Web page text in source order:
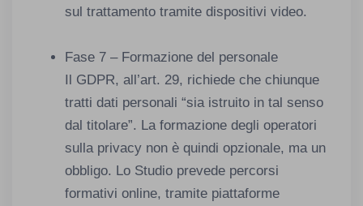
sul trattamento tramite dispositivi video.
Fase 7 – Formazione del personale
Il GDPR, all’art. 29, richiede che chiunque
tratti dati personali “sia istruito in tal senso
dal titolare”. La formazione degli operatori
sulla privacy non è quindi opzionale, ma un
obbligo. Lo Studio prevede percorsi
formativi online, tramite piattaforme